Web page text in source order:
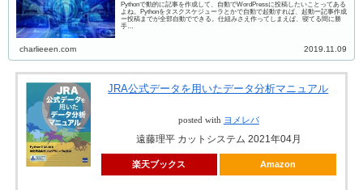
Pythonで動的に記事を作成して、自動でWordPressに投稿したいことってある
よね。Pythonをタスクスケジューラとかで自動で起動すれば、起動ー記事作成
ー投稿までが全部自動でできる。仕組みさえ作ってしまえば、寝てる間に勝
手…
charlieeen.com 2019.11.09
JRA公式データを用いたデータ分析マニュアル
posted with ヨメレバ
遠藤理平 カットシステム 2021年04月
楽天ブックス Amazon